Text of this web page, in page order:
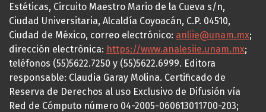
Estéticas, Circuito Maestro Mario de la Cueva s/n,
Ciudad Universitaria, Alcaldía Coyoacán, C.P. 04510,
Ciudad de México, correo electrónico: anliie@unam.mx;
dirección electrónica: https://www.analesiie.unam.mx;
teléfonos (55)5622.7250 y (55)5622.6999. Editora
responsable: Claudia Garay Molina. Certificado de
Reserva de Derechos al uso Exclusivo de Difusión vía
Red de Cómputo número 04-2005-060613011700-203;